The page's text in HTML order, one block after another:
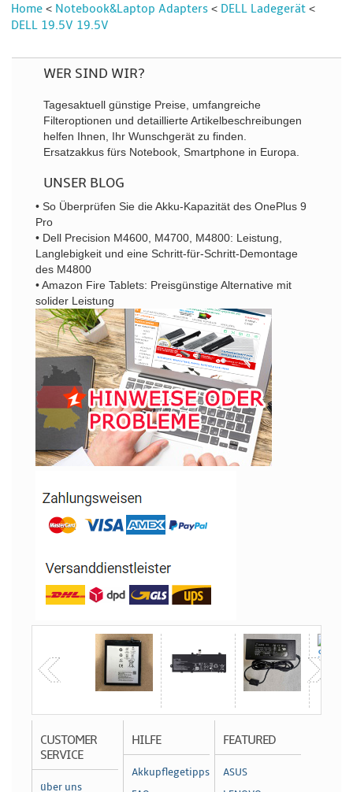
Home < Notebook&Laptop Adapters < DELL Ladegerät <
DELL 19.5V 19.5V
WER SIND WIR?
Tagesaktuell günstige Preise, umfangreiche
Filteroptionen und detaillierte Artikelbeschreibungen
helfen Ihnen, Ihr Wunschgerät zu finden.
Ersatzakkus fürs Notebook, Smartphone in Europa.
UNSER BLOG
• So Überprüfen Sie die Akku-Kapazität des OnePlus 9
Pro
• Dell Precision M4600, M4700, M4800: Leistung,
Langlebigkeit und eine Schritt-für-Schritt-Demontage
des M4800
• Amazon Fire Tablets: Preisgünstige Alternative mit
solider Leistung
CUSTOMER
SERVICE
über uns
HILFE
Akkupflegetipps
FEATURED
ASUS